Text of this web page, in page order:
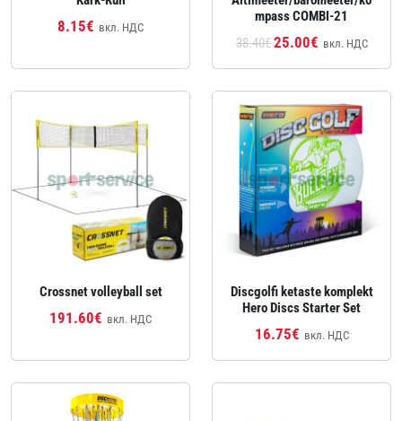
8.15€ вкл. НДС
mpass COMBI-21
38.40€25.00€ вкл. НДС
Crossnet volleyball set
191.60€ вкл. НДС
Discgolfi ketaste komplekt
Hero Discs Starter Set
16.75€ вкл. НДС